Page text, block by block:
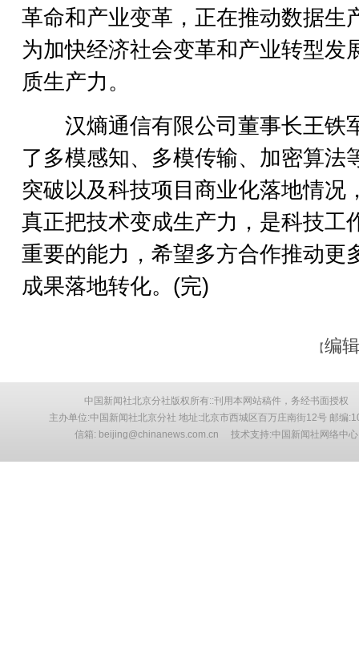
革命和产业变革，正在推动数据生
为加快经济社会变革和产业转型发
质生产力。
汉熵通信有限公司董事长王铁
了多模感知、多模传输、加密算法
突破以及科技项目商业化落地情况
真正把技术变成生产力，是科技工
重要的能力，希望多方合作推动更
成果落地转化。(完)
【编
中国新闻社北京分社版权所有::刊用本网站稿件，务经书面授权
主办单位:中国新闻社北京分社 地址:北京市西城区百万庄南街12号 邮编
信箱: beijing@chinanews.com.cn 技术支持:中国新闻社网络中心